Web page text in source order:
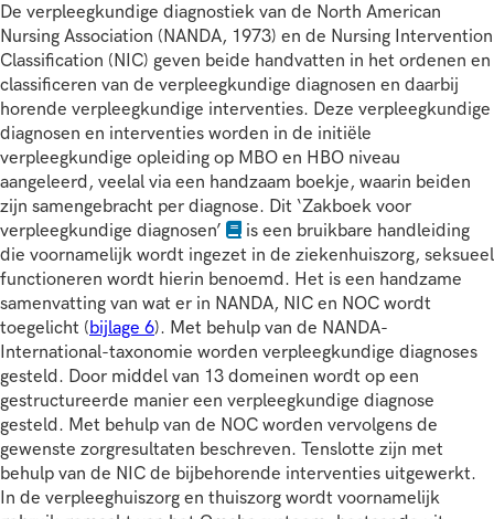
De verpleegkundige diagnostiek van de North American
Nursing Association (NANDA, 1973) en de Nursing Intervention
Classification (NIC) geven beide handvatten in het ordenen en
classificeren van de verpleegkundige diagnosen en daarbij
horende verpleegkundige interventies. Deze verpleegkundige
diagnosen en interventies worden in de initiële
verpleegkundige opleiding op MBO en HBO niveau
aangeleerd, veelal via een handzaam boekje, waarin beiden
zijn samengebracht per diagnose. Dit ‘Zakboek voor
verpleegkundige diagnosen’
is een bruikbare handleiding
die voornamelijk wordt ingezet in de ziekenhuiszorg, seksueel
functioneren wordt hierin benoemd. Het is een handzame
samenvatting van wat er in NANDA, NIC en NOC wordt
toegelicht (bijlage 6). Met behulp van de NANDA-
International-taxonomie worden verpleegkundige diagnoses
gesteld. Door middel van 13 domeinen wordt op een
gestructureerde manier een verpleegkundige diagnose
gesteld. Met behulp van de NOC worden vervolgens de
gewenste zorgresultaten beschreven. Tenslotte zijn met
behulp van de NIC de bijbehorende interventies uitgewerkt.
In de verpleeghuiszorg en thuiszorg wordt voornamelijk